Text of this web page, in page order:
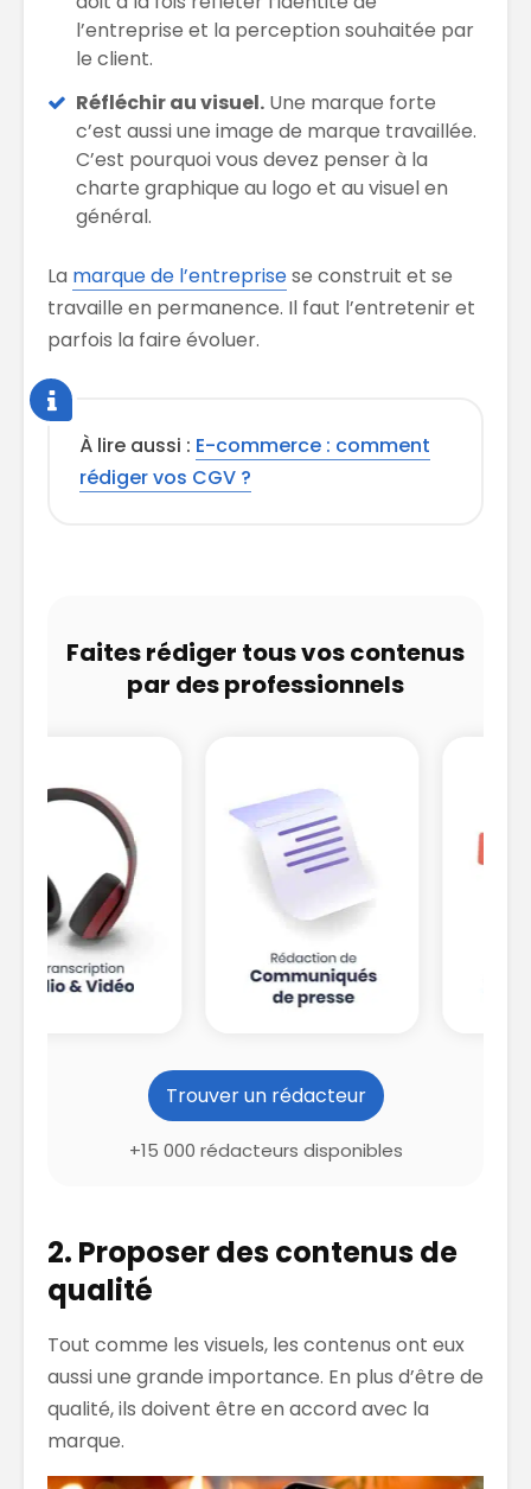
l’entreprise et la perception souhaitée par
le client.
Réfléchir au visuel. Une marque forte
c’est aussi une image de marque travaillée.
C’est pourquoi vous devez penser à la
charte graphique au logo et au visuel en
général.
La marque de l’entreprisese construit et se
travaille en permanence. Il faut l’entretenir et
parfois la faire évoluer.
À lire aussi : E-commerce : comment
rédiger vos CGV ?
Faites rédiger tous vos contenus
par des professionnels
Trouver un rédacteur
+15 000 rédacteurs disponibles
2. Proposer des contenus de
qualité
Tout comme les visuels, les contenus ont eux
aussi une grande importance. En plus d’être de
qualité, ils doivent être en accord avec la
marque.